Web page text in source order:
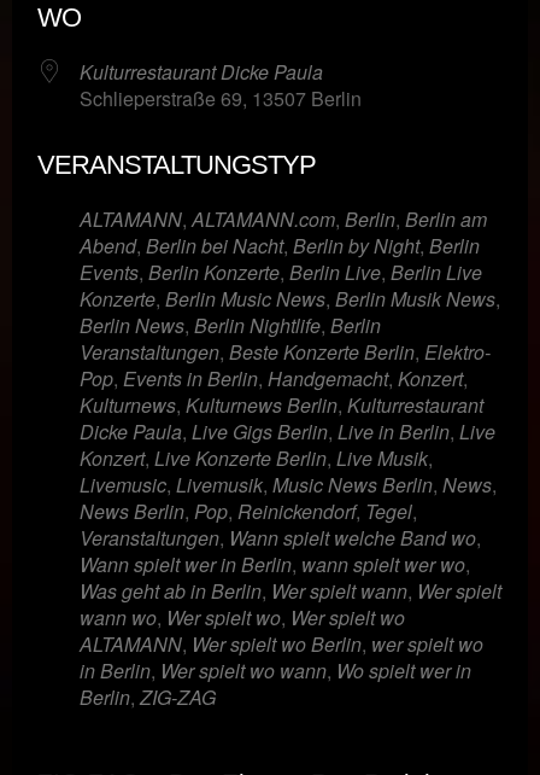
WO
Kulturrestaurant Dicke Paula
Schlieperstraße 69, 13507 Berlin
VERANSTALTUNGSTYP
ALTAMANN,ALTAMANN.com, Berlin, Berlin am
Abend, Berlin bei Nacht, Berlin by Night, Berlin
Events, Berlin Konzerte, Berlin Live, Berlin Live
Konzerte, Berlin Music News, Berlin Musik News,
Berlin News, Berlin Nightlife, Berlin
Veranstaltungen, Beste Konzerte Berlin, Elektro-
Pop, Events in Berlin, Handgemacht, Konzert,
Kulturnews, Kulturnews Berlin, Kulturrestaurant
Dicke Paula, Live Gigs Berlin, Live in Berlin, Live
Konzert, Live Konzerte Berlin, Live Musik,
Livemusic, Livemusik, Music News Berlin, News,
News Berlin, Pop, Reinickendorf, Tegel,
Veranstaltungen, Wann spielt welche Band wo,
Wann spielt wer in Berlin, wann spielt wer wo,
Was geht ab in Berlin, Wer spielt wann, Wer spielt
wann wo, Wer spielt wo, Wer spielt wo
ALTAMANN, Wer spielt wo Berlin, wer spielt wo
in Berlin, Wer spielt wo wann, Wo spielt wer in
Berlin,ZIG-ZAG